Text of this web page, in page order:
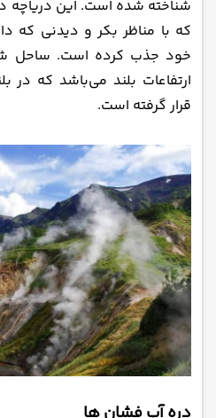
شناخته شده است. این دریاچه
که با مناظر بکر و دیدنی که
خود جذب کرده است. ساحل
ارتفاعات بلند می‌باشد که در
قرار گرفته است.